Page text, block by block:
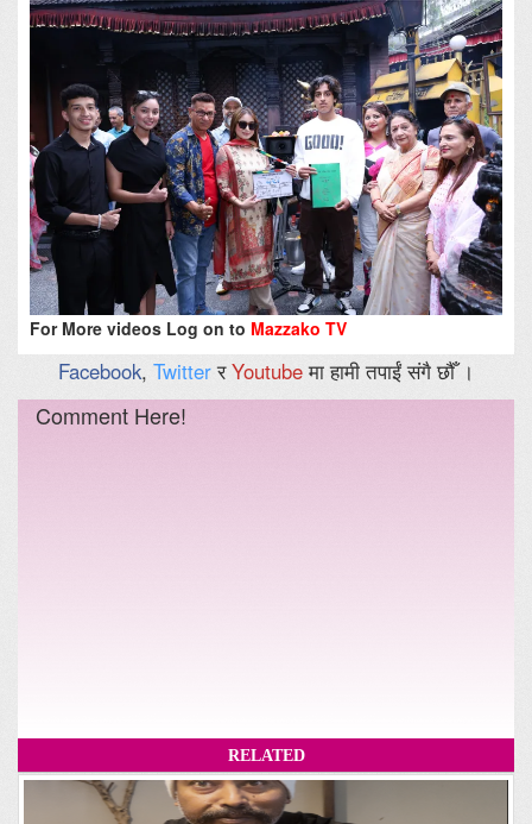
For More videos Log on to Mazzako TV
Facebook, TwitterरYoutubeमा हामी तपाईं संगै छौँ ।
Comment Here!
RELATED